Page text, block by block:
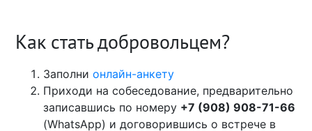
Как стать добровольцем?
Заполнионлайн-анкету
Приходи на собеседование, предварительно
записавшись по номеру +7 (908) 908-71-66
(WhatsApp) и договорившись о встрече в